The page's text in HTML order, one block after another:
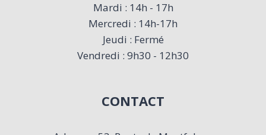
Mardi : 14h - 17h
Mercredi : 14h-17h
Jeudi : Fermé
Vendredi : 9h30 - 12h30
CONTACT